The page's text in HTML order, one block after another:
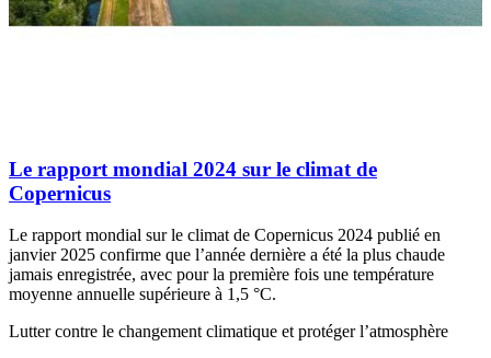
Le rapport mondial 2024 sur le climat de
Copernicus
Le rapport mondial sur le climat de Copernicus 2024 publié en
janvier 2025 confirme que l’année dernière a été la plus chaude
jamais enregistrée, avec pour la première fois une température
moyenne annuelle supérieure à 1,5 °C.
Lutter contre le changement climatique et protéger l’atmosphère